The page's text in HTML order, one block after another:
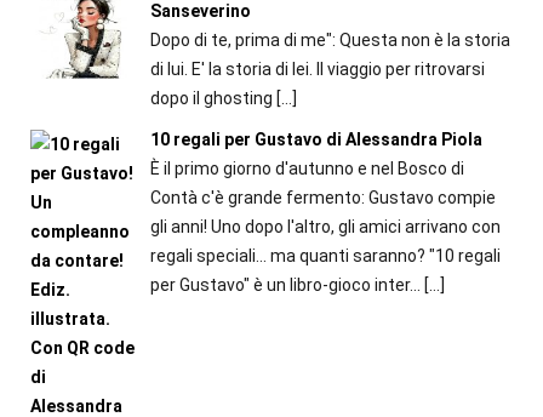
Sanseverino
Dopo di te, prima di me": Questa non è la storia
di lui. E' la storia di lei. Il viaggio per ritrovarsi
dopo il ghosting […]
10 regali per Gustavo di Alessandra Piola
È il primo giorno d'autunno e nel Bosco di
Contà c'è grande fermento: Gustavo compie
gli anni! Uno dopo l'altro, gli amici arrivano con
regali speciali... ma quanti saranno? "10 regali
per Gustavo" è un libro-gioco inter...
[…]